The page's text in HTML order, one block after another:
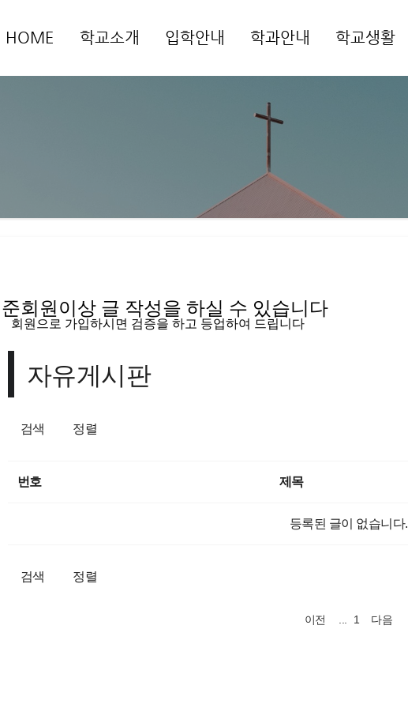
HOME 학교소개 입학안내 학과안내 학교생활
준회원이상 글 작성을 하실 수 있습니다
   회원으로 가입하시면 검증을 하고 등업하여 드립니다
자유게시판
검색 정렬
번호 제목
등록된 글이 없습니다.
검색 정렬
이전 1 다음